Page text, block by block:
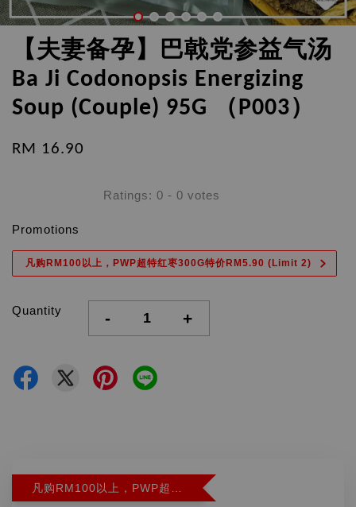
【夫妻备孕】巴戟党参益气汤
Ba Ji Codonopsis Energizing
Soup (Couple) 95G （P003）
RM 16.90
Ratings: 0 - 0 votes
Promotions
凡购RM100以上，PWP超特红枣300G特价RM5.90 (Limit 2)
Quantity - +